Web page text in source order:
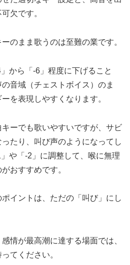
欠です。
のまま歌うのは至難の業です。
から「-6」程度に下げること
音域（チェストボイス）のま
を表現しやすくなります。
ーでも歌いやすいですが、サビ
たり、叫び声のようになってし
や「-2」に調整して、喉に無理
おすすめです。
イントは、ただの「叫び」にし
情が最高潮に達する場面では、
てください。